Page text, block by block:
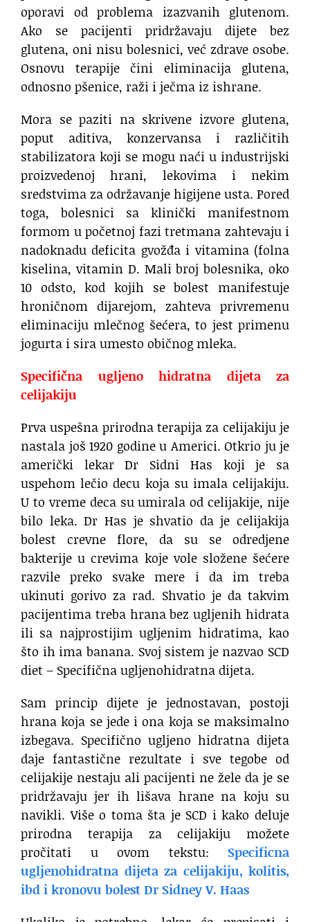
oporavi od problema izazvanih glutenom.
Ako se pacijenti pridržavaju dijete bez
glutena, oni nisu bolesnici, već zdrave osobe.
Osnovu terapije čini eliminacija glutena,
odnosno pšenice, raži i ječma iz ishrane.
Mora se paziti na skrivene izvore glutena,
poput aditiva, konzervansa i različitih
stabilizatora koji se mogu naći u industrijski
proizvedenoj hrani, lekovima i nekim
sredstvima za održavanje higijene usta. Pored
toga, bolesnici sa klinički manifestnom
formom u početnoj fazi tretmana zahtevaju i
nadoknadu deficita gvožđa i vitamina (folna
kiselina, vitamin D. Mali broj bolesnika, oko
10 odsto, kod kojih se bolest manifestuje
hroničnom dijarejom, zahteva privremenu
eliminaciju mlečnog šećera, to jest primenu
jogurta i sira umesto običnog mleka.
Specifična ugljeno hidratna dijeta za
celijakiju
Prva uspešna prirodna terapija za celijakiju je
nastala još 1920 godine u Americi. Otkrio ju je
američki lekar Dr Sidni Has koji je sa
uspehom lečio decu koja su imala celijakiju.
U to vreme deca su umirala od celijakije, nije
bilo leka. Dr Has je shvatio da je celijakija
bolest crevne flore, da su se odredjene
bakterije u crevima koje vole složene šećere
razvile preko svake mere i da im treba
ukinuti gorivo za rad. Shvatio je da takvim
pacijentima treba hrana bez ugljenih hidrata
ili sa najprostijim ugljenim hidratima, kao
što ih ima banana. Svoj sistem je nazvao SCD
diet – Specifična ugljenohidratna dijeta.
Sam princip dijete je jednostavan, postoji
hrana koja se jede i ona koja se maksimalno
izbegava. Specifično ugljeno hidratna dijeta
daje fantastične rezultate i sve tegobe od
celijakije nestaju ali pacijenti ne žele da je se
pridržavaju jer ih lišava hrane na koju su
navikli. Više o toma šta je SCD i kako deluje
prirodna terapija za celijakiju možete
pročitati u ovom tekstu: Specificna
ugljenohidratna dijeta za celijakiju, kolitis,
ibd i kronovu bolest Dr Sidney V. Haas